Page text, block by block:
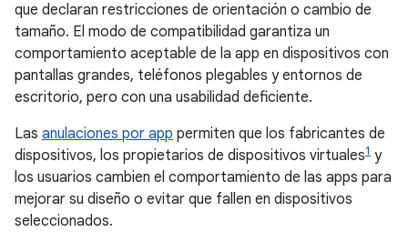
que declaran restricciones de orientación o cambio de
tamaño. El modo de compatibilidad garantiza un
comportamiento aceptable de la app en dispositivos con
pantallas grandes, teléfonos plegables y entornos de
escritorio, pero con una usabilidad deficiente.
Las anulaciones por app permiten que los fabricantes de
dispositivos, los propietarios de dispositivos virtuales1 y
los usuarios cambien el comportamiento de las apps para
mejorar su diseño o evitar que fallen en dispositivos
seleccionados.